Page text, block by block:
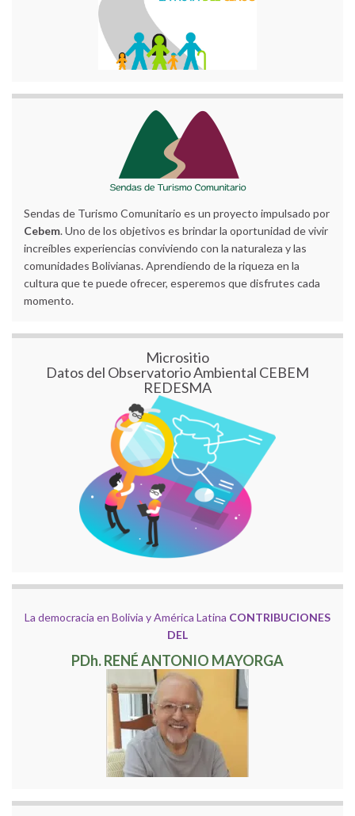
Sendas de Turismo Comunitario es un proyecto impulsado por
Cebem. Uno de los objetivos es brindar la oportunidad de vivir
increíbles experiencias conviviendo con la naturaleza y las
comunidades Bolivianas. Aprendiendo de la riqueza en la
cultura que te puede ofrecer, esperemos que disfrutes cada
momento.
Micrositio
Datos del Observatorio Ambiental CEBEM
REDESMA
La democracia en Bolivia y América Latina CONTRIBUCIONES
DEL
PDh. RENÉ ANTONIO MAYORGA